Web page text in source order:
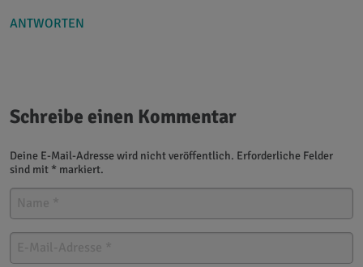
ANTWORTEN
Schreibe einen Kommentar
Deine E-Mail-Adresse wird nicht veröffentlich. Erforderliche Felder
sind mit * markiert.